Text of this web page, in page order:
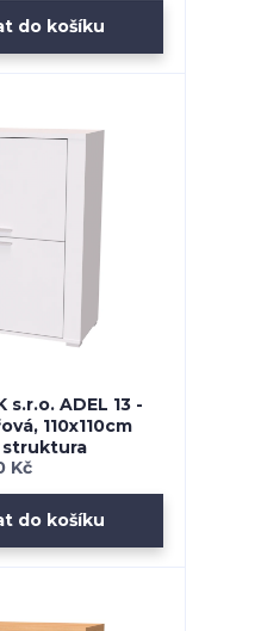
do košíku
s.r.o. ADEL 13 -
110x110cm
struktura
Kč
do košíku